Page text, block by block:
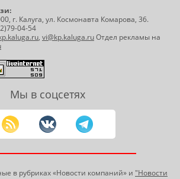
г. Калуга, ул. Космонавта Комарова, 36.
04-54
, vi@kp.kaluga.ruОтдел рекламы на
Мы в соцсетях
в рубриках «Новости компаний» и "Новости